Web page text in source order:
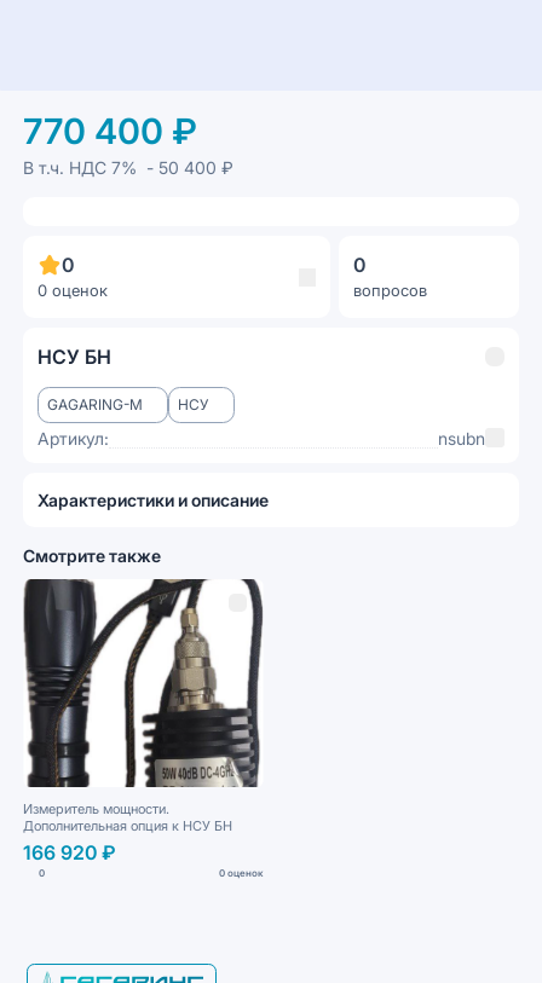
770 400 ₽
В т.ч. НДС7% - 50 400 ₽
0
0 оценок
0
вопросов
НСУ БН
GAGARING-M НСУ
Артикул: nsubn
Характеристики и описание
Смотрите также
Измеритель мощности.
Дополнительная опция к НСУ БН
166 920 ₽
0 0 оценок